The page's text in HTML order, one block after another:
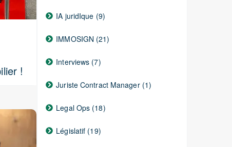
!
IA juridIque (9)
IMMOSIGN (21)
Interviews (7)
Juriste Contract Manager(1)
Legal Ops (18)
Législatif (19)